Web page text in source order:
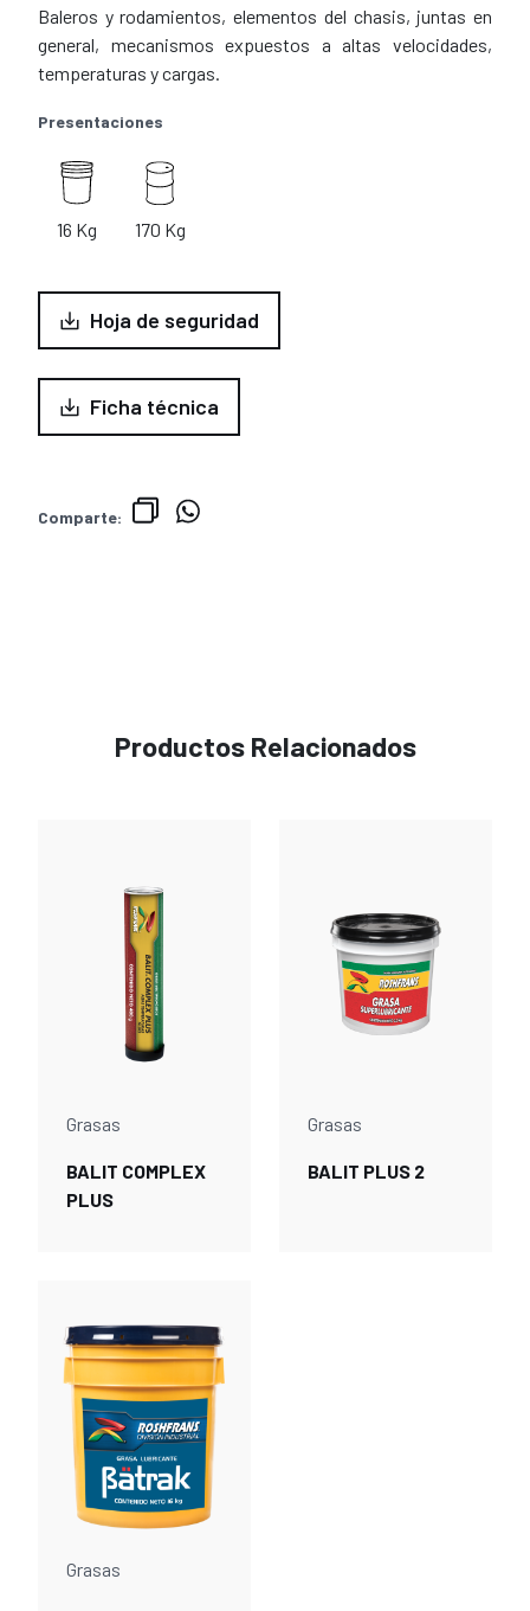
Baleros y rodamientos, elementos del chasis, juntas en
general, mecanismos expuestos a altas velocidades,
temperaturas y cargas.
Presentaciones
16 Kg 170 Kg
Hoja de seguridad
Ficha técnica
Comparte:
Productos Relacionados
Grasas
BALIT COMPLEX
PLUS
Grasas
BALIT PLUS 2
Grasas